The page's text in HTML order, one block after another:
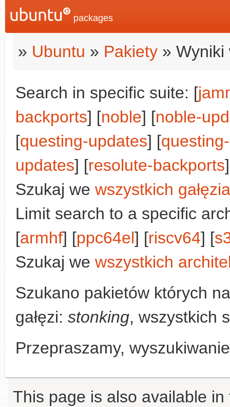
packages
» Ubuntu » Pakiety » Wyniki
Search in specific suite: [
backports] [noble] [noble-
[questing-updates] [
updates] [resolute-backports
Szukaj we wszystkich
Limit search to a specific
[armhf] [ppc64el] [riscv64] [
Szukaj we wszystkich
Szukano pakietów których
gałęzi: stonking, wszystkich
Przepraszamy,
This page is also available